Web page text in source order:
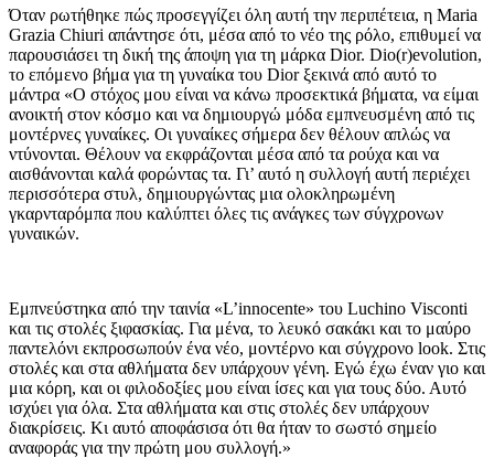
Όταν ρωτήθηκε πώς προσεγγίζει όλη αυτή την περιπέτεια, η Maria
Grazia Chiuri απάντησε ότι, μέσα από το νέο της ρόλο, επιθυμεί να
παρουσιάσει τη δική της άποψη για τη μάρκα Dior. Dio(r)evolution,
το επόμενο βήμα για τη γυναίκα του Dior ξεκινά από αυτό το
μάντρα «Ο στόχος μου είναι να κάνω προσεκτικά βήματα, να είμαι
ανοικτή στον κόσμο και να δημιουργώ μόδα εμπνευσμένη από τις
μοντέρνες γυναίκες. Οι γυναίκες σήμερα δεν θέλουν απλώς να
ντύνονται. Θέλουν να εκφράζονται μέσα από τα ρούχα και να
αισθάνονται καλά φορώντας τα. Γι’ αυτό η συλλογή αυτή περιέχει
περισσότερα στυλ, δημιουργώντας μια ολοκληρωμένη
γκαρνταρόμπα που καλύπτει όλες τις ανάγκες των σύγχρονων
γυναικών.
Εμπνεύστηκα από την ταινία «L’innocente» του Luchino Visconti
και τις στολές ξιφασκίας. Για μένα, το λευκό σακάκι και το μαύρο
παντελόνι εκπροσωπούν ένα νέο, μοντέρνο και σύγχρονο look. Στις
στολές και στα αθλήματα δεν υπάρχουν γένη. Εγώ έχω έναν γιο και
μια κόρη, και οι φιλοδοξίες μου είναι ίσες και για τους δύο. Αυτό
ισχύει για όλα. Στα αθλήματα και στις στολές δεν υπάρχουν
διακρίσεις. Κι αυτό αποφάσισα ότι θα ήταν το σωστό σημείο
αναφοράς για την πρώτη μου συλλογή.»